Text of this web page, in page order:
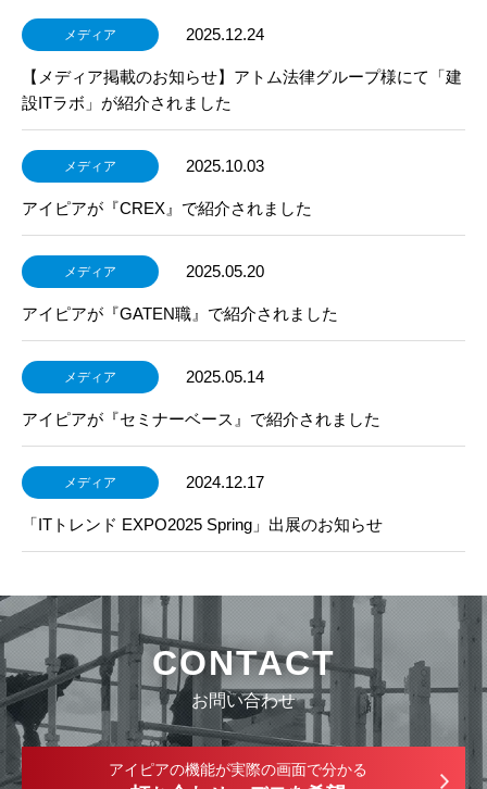
メディア 2025.12.24
【メディア掲載のお知らせ】アトム法律グループ様にて「建
設ITラボ」が紹介されました
メディア 2025.10.03
アイピアが『CREX』で紹介されました
メディア 2025.05.20
アイピアが『GATEN職』で紹介されました
メディア 2025.05.14
アイピアが『セミナーベース』で紹介されました
メディア 2024.12.17
「ITトレンド EXPO2025 Spring」出展のお知らせ
CONTACT
お問い合わせ
アイピアの機能が実際の画面で分かる